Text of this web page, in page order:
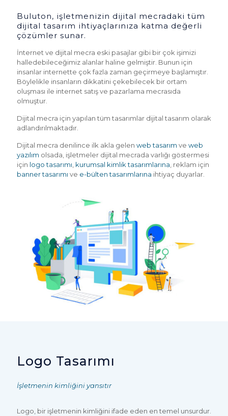
Buluton, işletmenizin dijital mecradaki tüm
dijital tasarım ihtiyaçlarınıza katma değerli
çözümler sunar.
İnternet ve dijital mecra eski pasajlar gibi bir çok işimizi
halledebileceğimiz alanlar haline gelmiştir. Bunun için
insanlar internette çok fazla zaman geçirmeye başlamıştır.
Böylelikle insanların dikkatini çekebilecek bir ortam
oluşması ile internet satış ve pazarlama mecrasıda
olmuştur.
Dijital mecra için yapılan tüm tasarımlar dijital tasarım olarak
adlandırılmaktadır.
Dijital mecra denilince ilk akla gelen web tasarım ve web
yazılım olsada, işletmeler dijital mecrada varlığı göstermesi
için logo tasarımı kurumsal kimlik tasarımlarına , reklam için
banner tasarımı ve e-bülten tasarımlarına ihtiyaç duyarlar.
Logo Tasarımı
İşletmenin kimliğini yansıtır
Logo, bir işletmenin kimliğini ifade eden en temel unsurdur.